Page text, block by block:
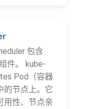
包含
件。 kube-
Pod（容器
的节点上。它
用性、节点亲